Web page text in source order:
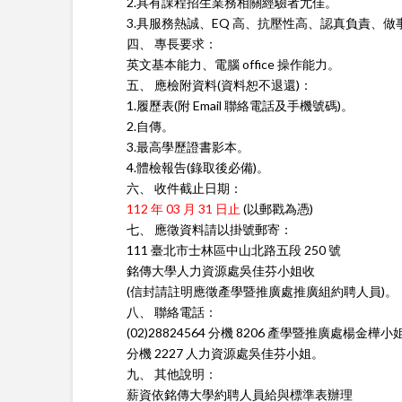
3.具服務熱誠、EQ 高、抗壓性高、認真負責、做
四、 專長要求：
英文基本能力、電腦 office 操作能力。
五、 應檢附資料(資料恕不退還)：
1.履歷表(附 Email 聯絡電話及手機號碼)。
2.自傳。
3.最高學歷證書影本。
4.體檢報告(錄取後必備)。
六、 收件截止日期：
112 年 03 月 31 日止 (以郵戳為憑)
七、 應徵資料請以掛號郵寄：
111 臺北市士林區中山北路五段 250 號
銘傳大學人力資源處吳佳芬小姐收
(信封請註明應徵產學暨推廣處推廣組約聘人員)。
八、 聯絡電話：
(02)28824564 分機 8206 產學暨推廣處楊金樺小
分機 2227 人力資源處吳佳芬小姐。
九、 其他說明：
薪資依銘傳大學約聘人員給與標準表辦理